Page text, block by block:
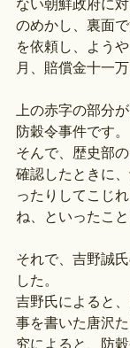
ない朝鮮政府に
のめかし、裏面
を依頼し、よう
月、賠償金十一
上の赤字の部分
防穀令事件です。
そんで、歴史部
確認したときに
ったりしてこじ
ね、といったこと
それで、吉野誠
した。
吉野氏によると
事を書いた唐沢
究によると、防